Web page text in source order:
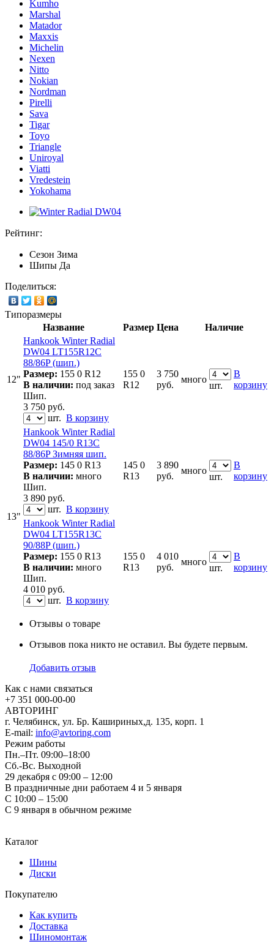
Kumho
Marshal
Matador
Maxxis
Michelin
Nexen
Nitto
Nokian
Nordman
Pirelli
Sava
Tigar
Toyo
Triangle
Uniroyal
Viatti
Vredestein
Yokohama
Рейтинг:
Сезон Зима
Шипы Да
Поделиться:
Типоразмеры
Название
Размер Цена Наличие
12"
Hankook Winter Radial
DW04 LT155R12C
88/86P (шип.)
Размер: 155 0 R12
В наличии: под заказ
Шип.
3 750 руб.
шт. В корзину
155 0
R12
3 750
руб.
много
шт.
В
корзину
13"
Hankook Winter Radial
DW04 145/0 R13C
88/86P Зимняя шип.
Размер: 145 0 R13
В наличии: много
Шип.
3 890 руб.
шт. В корзину
145 0
R13
3 890
руб.
много
шт.
В
корзину
Hankook Winter Radial
DW04 LT155R13C
90/88P (шип.)
Размер: 155 0 R13
В наличии: много
Шип.
4 010 руб.
шт. В корзину
155 0
R13
4 010
руб.
много
шт.
В
корзину
Отзывы о товаре
Отзывов пока никто не оставил. Вы будете первым.
Добавить отзыв
Как с нами связаться
+7 351 000-00-00
АВТОРИНГ
г. Челябинск, ул. Бр. Кашириных,д. 135, корп. 1
E-mail: info@avtoring.com
Режим работы
Пн.–Пт. 09:00–18:00
Сб.-Вс. Выходной
29 декабря с 09:00 – 12:00
В праздничные дни работаем 4 и 5 января
С 10:00 – 15:00
С 9 января в обычном режиме
Каталог
Шины
Диски
Покупателю
Как купить
Доставка
Шиномонтаж